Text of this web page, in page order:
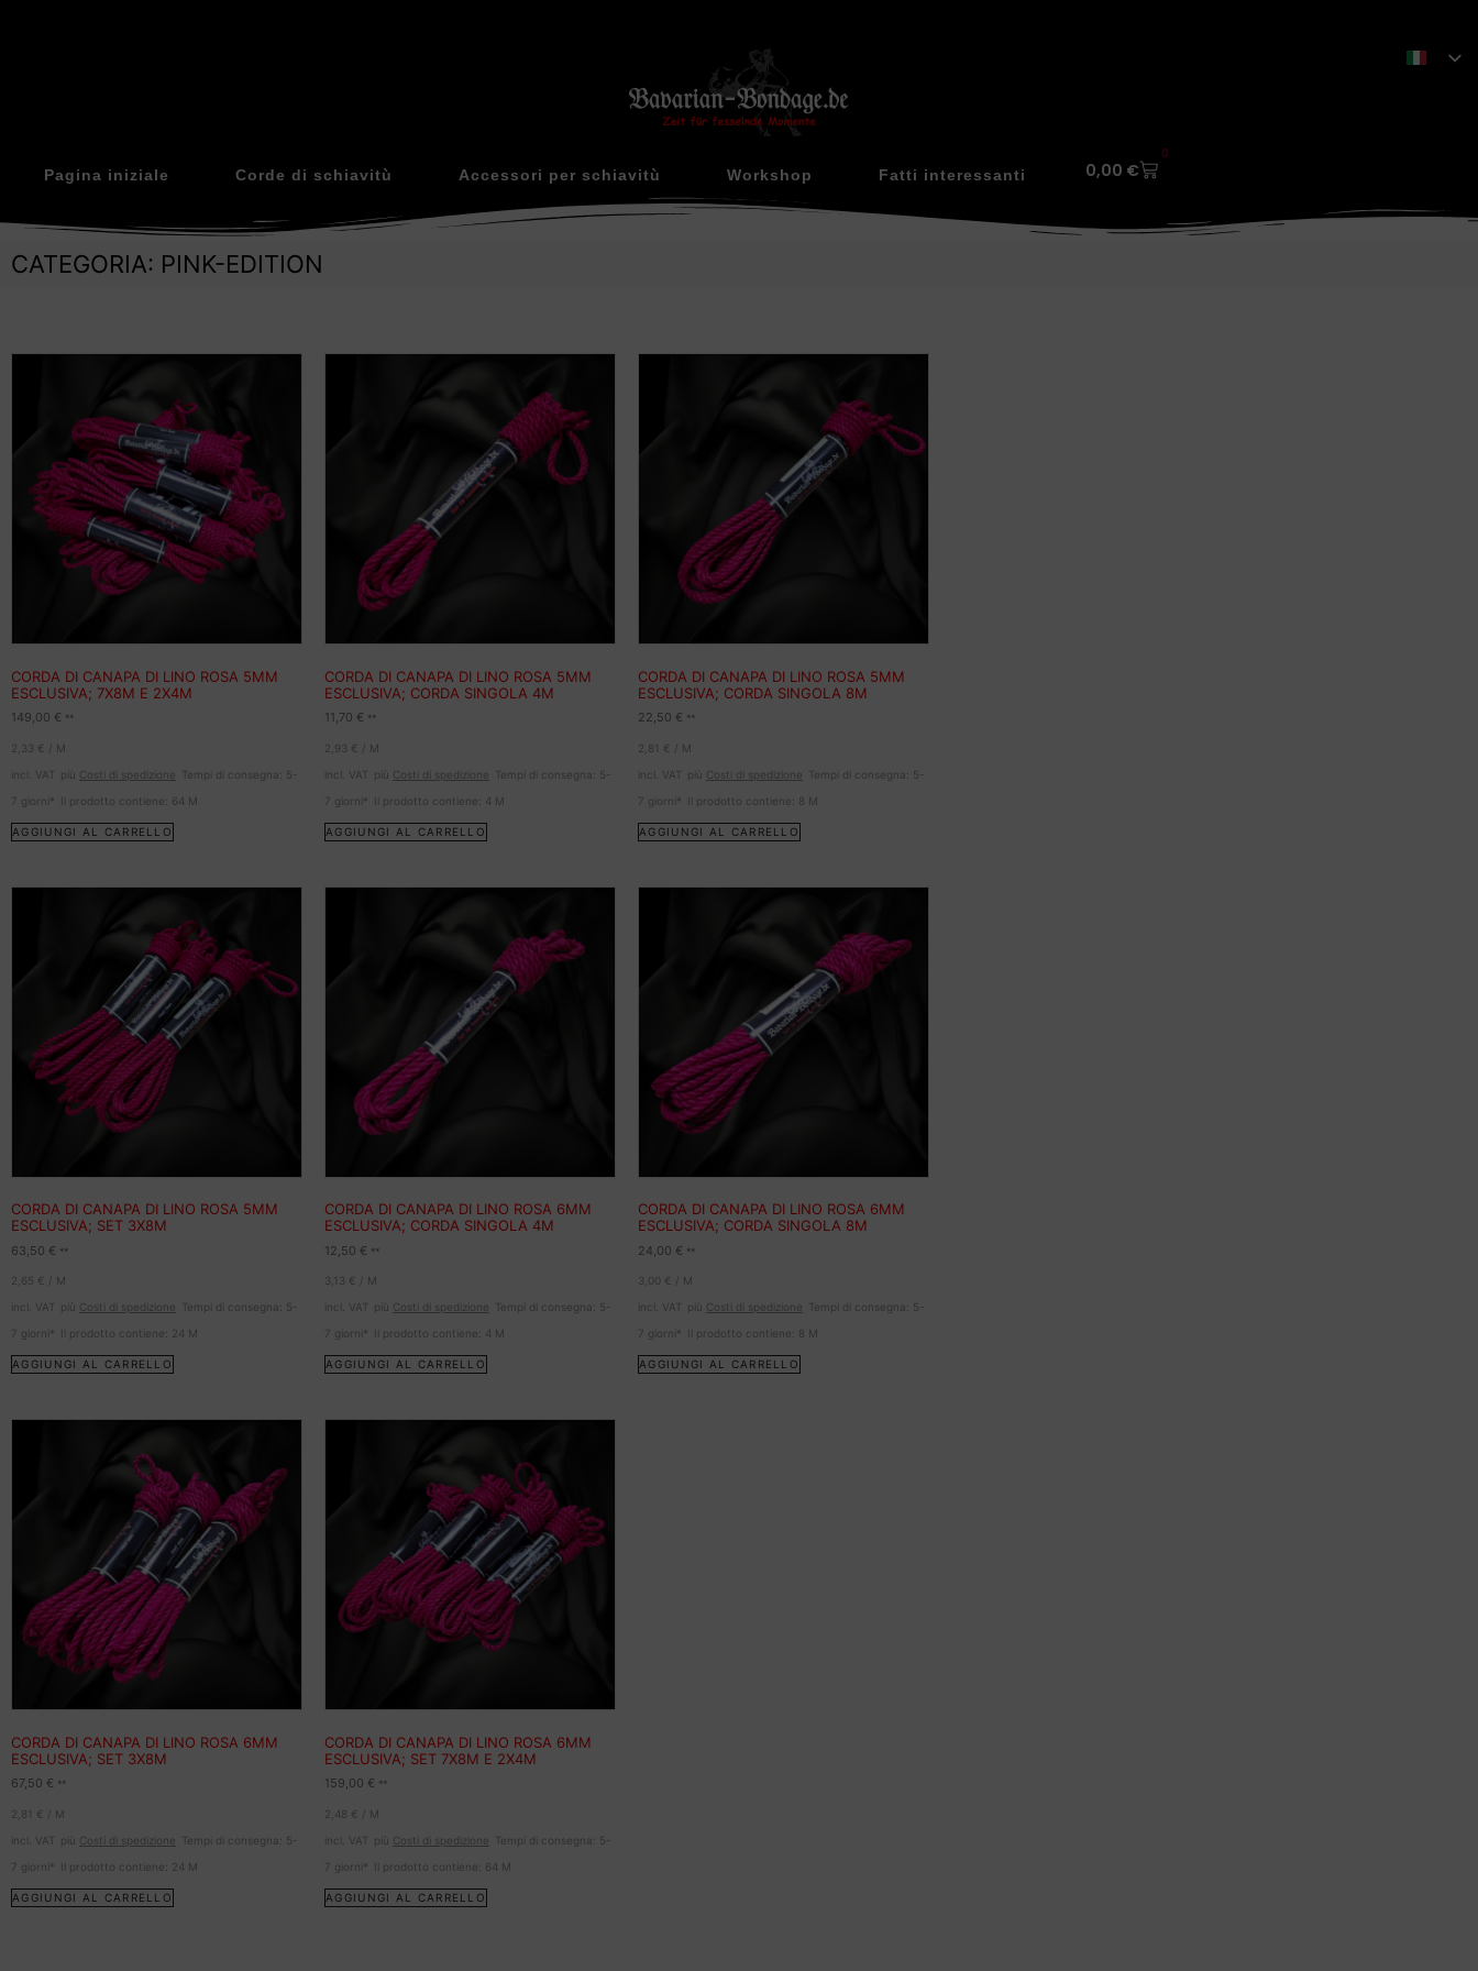
Pagina iniziale Corde di schiavitù Accessori per schiavitù Workshop Fatti interessanti 0,00 €
0
CATEGORIA: PINK-EDITION
CORDA DI CANAPA DI LINO ROSA 5MM
ESCLUSIVA; 7X8M E 2X4M
149,00 € **
2,33 €
M
incl. VAT
più Costi di spedizione Tempi di consegna: 5-
7 giorni*
Il prodotto contiene: 64 M
AGGIUNGI AL CARRELLO
CORDA DI CANAPA DI LINO ROSA 5MM
ESCLUSIVA; CORDA SINGOLA 4M
11,70 € **
2,93 €
M
incl. VAT
più Costi di spedizione Tempi di consegna: 5-
7 giorni*
Il prodotto contiene: 4 M
AGGIUNGI AL CARRELLO
CORDA DI CANAPA DI LINO ROSA 5MM
ESCLUSIVA; CORDA SINGOLA 8M
22,50 € **
2,81 €
M
incl. VAT
più Costi di spedizione Tempi di consegna: 5-
7 giorni*
Il prodotto contiene: 8 M
AGGIUNGI AL CARRELLO
CORDA DI CANAPA DI LINO ROSA 5MM
ESCLUSIVA; SET 3X8M
63,50 € **
2,65 €
M
incl. VAT
più Costi di spedizione Tempi di consegna: 5-
7 giorni*
Il prodotto contiene: 24 M
AGGIUNGI AL CARRELLO
CORDA DI CANAPA DI LINO ROSA 6MM
ESCLUSIVA; CORDA SINGOLA 4M
12,50 € **
3,13 €
M
incl. VAT
più Costi di spedizione Tempi di consegna: 5-
7 giorni*
Il prodotto contiene: 4 M
AGGIUNGI AL CARRELLO
CORDA DI CANAPA DI LINO ROSA 6MM
ESCLUSIVA; CORDA SINGOLA 8M
24,00 € **
3,00 €
M
incl. VAT
più Costi di spedizione Tempi di consegna: 5-
7 giorni*
Il prodotto contiene: 8 M
AGGIUNGI AL CARRELLO
CORDA DI CANAPA DI LINO ROSA 6MM
ESCLUSIVA; SET 3X8M
67,50 € **
2,81 €
M
incl. VAT
più Costi di spedizione Tempi di consegna: 5-
7 giorni*
Il prodotto contiene: 24 M
AGGIUNGI AL CARRELLO
CORDA DI CANAPA DI LINO ROSA 6MM
ESCLUSIVA; SET 7X8M E 2X4M
159,00 € **
2,48 €
M
incl. VAT
più Costi di spedizione Tempi di consegna: 5-
7 giorni*
Il prodotto contiene: 64 M
AGGIUNGI AL CARRELLO